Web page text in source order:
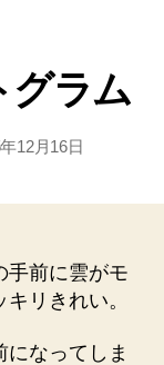
グラム
12月16日
手前に雲がモ
リきれい。
なってしま